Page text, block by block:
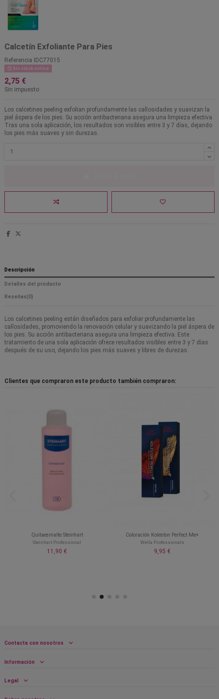
Calcetín Exfoliante Para Pies
Referencia IDC77015
Sin stock online
2,75 €
Sin impuesto
Los calcetines peeling exfolian profundamente las callosidades y suavizan la
piel áspera de los pies. Su acción antibacteriana asegura una limpieza efectiva.
Tras una sola aplicación, los resultados son visibles entre 3 y 7 días, dejando
los pies más suaves y sin durezas.
Descripción
Detalles del producto
Reseñas(0)
Los calcetines peeling están diseñados para exfoliar profundamente las
callosidades, promoviendo la renovación celular y suavizando la piel áspera de
los pies. Su acción antibacteriana asegura una limpieza efectiva. Este
tratamiento de una sola aplicación ofrece resultados visibles entre 3 y 7 días
después de su uso, dejando los pies más suaves y libres de durezas.
Clientes que compraron este producto también compraron:
Quitaesmalte Steinhart
Steinhart Professional
11,90 €
Coloración Koleston Perfect Me+
Wella Professionals
9,95 €
Contacta con nosotros
Información
Legal